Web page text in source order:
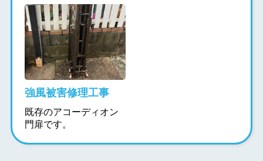
強風被害修理工事
既存のアコーディオン
門扉です。